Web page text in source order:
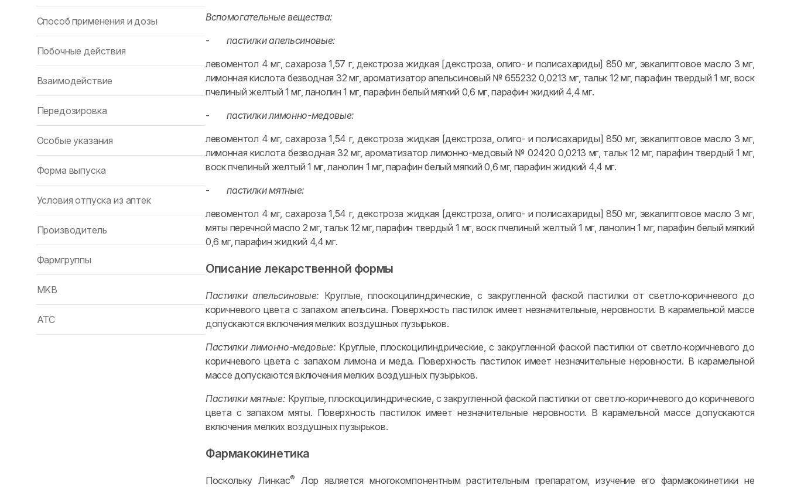
Способ применения и дозы
Побочные действия
Взаимодействие
Передозировка
Особые указания
Форма выпуска
Условия отпуска из аптек
Производитель
Фармгруппы
MKB
ATC
Вспомогательные вещества:
-пастилки апельсиновые:
левоментол 4 мг, сахароза 1,57 г, декстроза жидкая [декстроза, олиго- и полисахариды] 850 мг, эвкалиптовое масло 3 мг,
лимонная кислота безводная 32 мг, ароматизатор апельсиновый № 655232 0,0213 мг, тальк 12 мг, парафин твердый 1 мг, воск
пчелиный желтый 1 мг, ланолин 1 мг, парафин белый мягкий 0,6 мг, парафин жидкий 4,4 мг.
-пастилки лимонно-медовые:
левоментол 4 мг, сахароза 1,54 г, декстроза жидкая [декстроза, олиго- и полисахариды] 850 мг, эвкалиптовое масло 3 мг,
лимонная кислота безводная 32 мг, ароматизатор лимонно-медовый № 02420 0,0213 мг, тальк 12 мг, парафин твердый 1 мг,
воск пчелиный желтый 1 мг, ланолин 1 мг, парафин белый мягкий 0,6 мг, парафин жидкий 4,4 мг.
-пастилки мятные:
левоментол 4 мг, сахароза 1,54 г, декстроза жидкая [декстроза, олиго- и полисахариды] 850 мг, эвкалиптовое масло 3 мг,
мяты перечной масло 2 мг, тальк 12 мг, парафин твердый 1 мг, воск пчелиный желтый 1 мг, ланолин 1 мг, парафин белый мягкий
0,6 мг, парафин жидкий 4,4 мг.
Описание лекарственной формы
Пастилки апельсиновые: Круглые, плоскоцилиндрические, с закругленной фаской пастилки от светло‑коричневого до
коричневого цвета с запахом апельсина. Поверхность пастилок имеет незначительные, неровности. В карамельной массе
допускаются включения мелких воздушных пузырьков.
Пастилки лимонно-медовые: Круглые, плоскоцилиндрические, с закругленной фаской пастилки от светло‑коричневого до
коричневого цвета с запахом лимона и меда. Поверхность пастилок имеет незначительные неровности. В карамельной
массе допускаются включения мелких воздушных пузырьков.
Пастилки мятные: Круглые, плоскоцилиндрические, с закругленной фаской пастилки от светло‑коричневого до коричневого
цвета с запахом мяты. Поверхность пастилок имеет незначительные неровности. В карамельной массе допускаются
включения мелких воздушных пузырьков.
Фармакокинетика
Поскольку Линкас®
Лор является многокомпонентным растительным препаратом, изучение его фармакокинетики не